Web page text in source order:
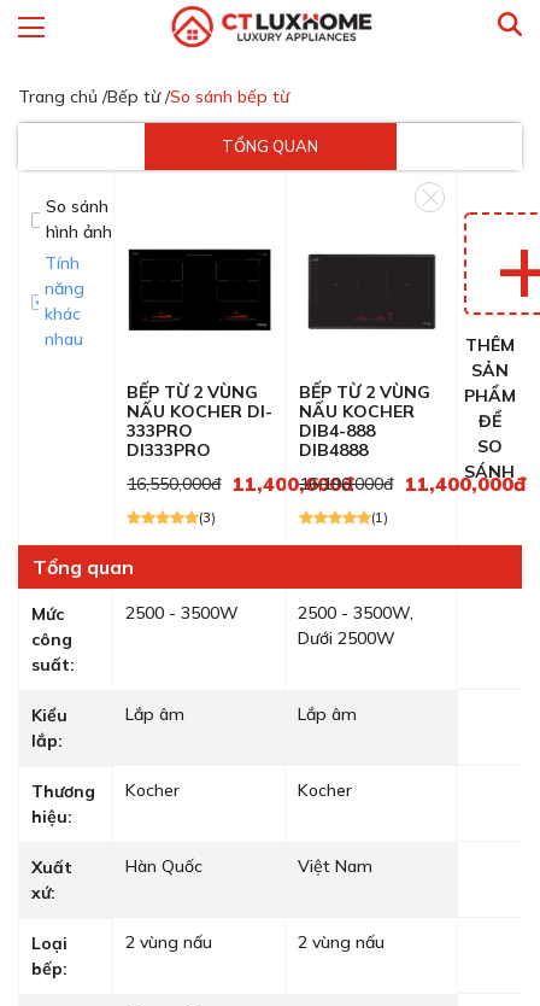
Trang chủ /Bếp từ /So sánh bếp từ
TỔNG QUAN
So sánh
hình ảnh
Tính
năng
khác
nhau
BẾP TỪ 2 VÙNG
NẤU KOCHER DI-
333PRO
DI333PRO
16,550,000đ 11,400,000đ
(3)
BẾP TỪ 2 VÙNG
NẤU KOCHER
DIB4-888
DIB4888
16,190,000đ
11,400,000đ
(1)
THÊM
SẢN
PHẨM
ĐỂ
SO
SÁNH
Tổng quan
Mức
công
suất:
2500 - 3500W
2500 - 3500W,
Dưới 2500W
Kiểu
lắp:
Lắp âm Lắp âm
Thương
hiệu:
Kocher Kocher
Xuất
xứ:
Hàn Quốc Việt Nam
Loại
bếp:
2 vùng nấu 2 vùng nấu